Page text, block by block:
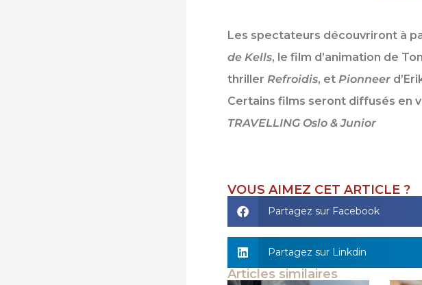
Les spectateurs découvriront à
de Kells, le film d’animation de
thriller Refroidis, et Pionneer
Certains films seront diffusés en
TRAVELLING Oslo & Junior
VOUS AIMEZ CET ARTICLE ?
Partagez sur Facebook
Partagez sur Linkdin
Articles similaires